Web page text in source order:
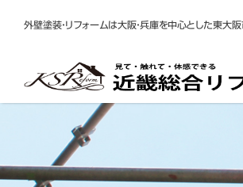
外壁塗装・リフォームは大阪・兵庫を中心とした東大